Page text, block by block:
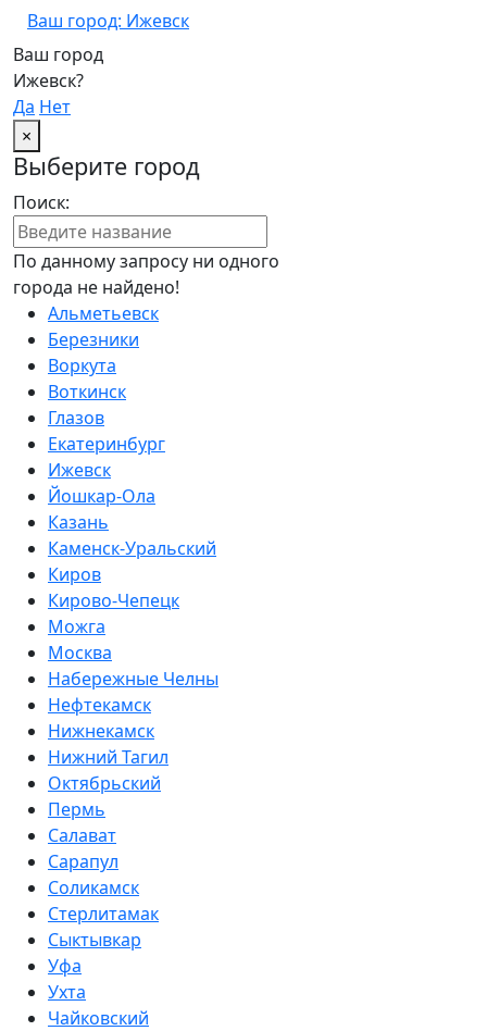
Ваш город: Ижевск
Ваш город
Ижевск?
Да Нет
×
Выберите город
Поиск:
По данному запросу ни одного
города не найдено!
Альметьевск
Березники
Воркута
Воткинск
Глазов
Екатеринбург
Ижевск
Йошкар-Ола
Казань
Каменск-Уральский
Киров
Кирово-Чепецк
Можга
Москва
Набережные Челны
Нефтекамск
Нижнекамск
Нижний Тагил
Октябрьский
Пермь
Салават
Сарапул
Соликамск
Стерлитамак
Сыктывкар
Уфа
Ухта
Чайковский